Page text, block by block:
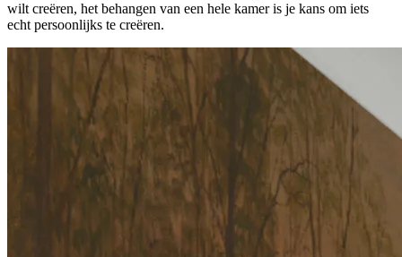
wilt creëren, het behangen van een hele kamer is je kans om iets
echt persoonlijks te creëren.